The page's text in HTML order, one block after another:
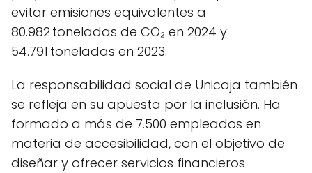
evitar emisiones equivalentes a
80.982 toneladas de CO₂ en 2024 y
54.791 toneladas en 2023.
La responsabilidad social de Unicaja también
se refleja en su apuesta por la inclusión. Ha
formado a más de 7.500 empleados en
materia de accesibilidad, con el objetivo de
diseñar y ofrecer servicios financieros